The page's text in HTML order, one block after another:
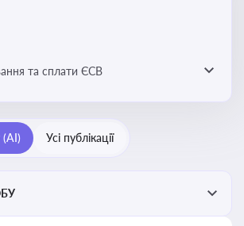
та сплати ЄСВ
(AI) Усі публікації